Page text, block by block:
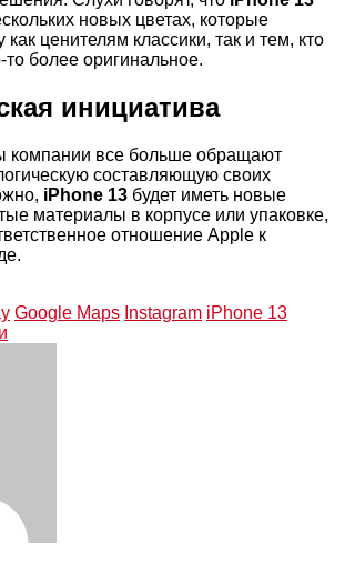
новых цветах, которые
как ценителям классики, так и тем, кто
то более оригинальное.
инициатива
компании все больше обращают
составляющую своих
iPhone 13 будет иметь новые
материалы в корпусе или упаковке,
отношение Apple к
Google Maps Instagram iPhone 13